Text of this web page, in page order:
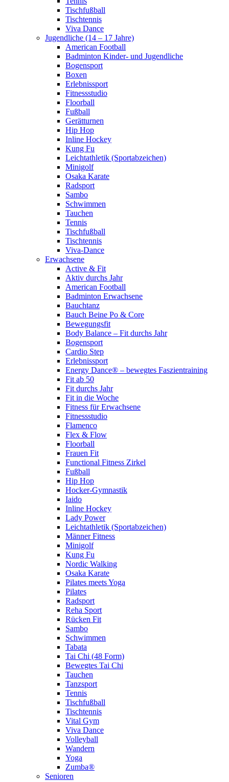
Tischfußball
Tischtennis
Viva Dance
Jugendliche (14 – 17 Jahre)
American Football
Badminton Kinder- und Jugendliche
Bogensport
Boxen
Erlebnissport
Fitnessstudio
Floorball
Fußball
Gerätturnen
Hip Hop
Inline Hockey
Kung Fu
Leichtathletik (Sportabzeichen)
Minigolf
Osaka Karate
Radsport
Sambo
Schwimmen
Tauchen
Tennis
Tischfußball
Tischtennis
Viva-Dance
Erwachsene
Active & Fit
Aktiv durchs Jahr
American Football
Badminton Erwachsene
Bauchtanz
Bauch Beine Po & Core
Bewegungsfit
Body Balance – Fit durchs Jahr
Bogensport
Cardio Step
Erlebnissport
Energy Dance® – bewegtes Faszientraining
Fit ab 50
Fit durchs Jahr
Fit in die Woche
Fitness für Erwachsene
Fitnessstudio
Flamenco
Flex & Flow
Floorball
Frauen Fit
Functional Fitness Zirkel
Fußball
Hip Hop
Hocker-Gymnastik
Iaido
Inline Hockey
Lady Power
Leichtathletik (Sportabzeichen)
Männer Fitness
Minigolf
Kung Fu
Nordic Walking
Osaka Karate
Pilates meets Yoga
Pilates
Radsport
Reha Sport
Rücken Fit
Sambo
Schwimmen
Tabata
Tai Chi (48 Form)
Bewegtes Tai Chi
Tauchen
Tanzsport
Tennis
Tischfußball
Tischtennis
Vital Gym
Viva Dance
Volleyball
Wandern
Yoga
Zumba®
Senioren